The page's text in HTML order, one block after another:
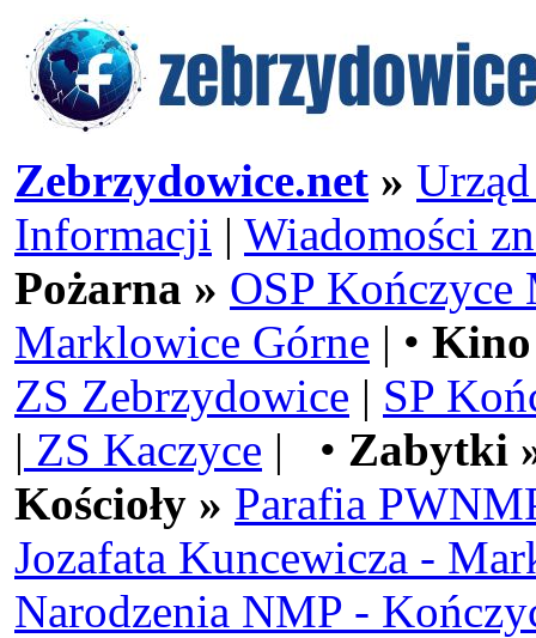
Zebrzydowice.net »
Informacji | Wiadomości
Pożarna » OSP Kończyce
Marklowice Górne | •
ZS Zebrzydowice | SP
| ZS Kaczyce | • Zabytki
Kościoły » Parafia
Jozafata Kuncewicza -
Narodzenia NMP -